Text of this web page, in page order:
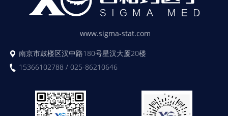
www.sigma-stat.com
南京市鼓楼区汉中路180号星汉大厦20楼
15366102788 / 025-86210646